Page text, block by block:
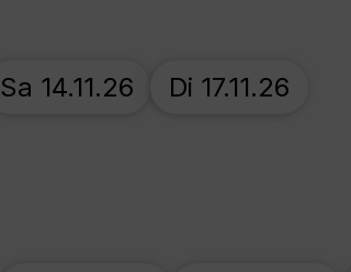
Sa 14.11.26 Di 17.11.26